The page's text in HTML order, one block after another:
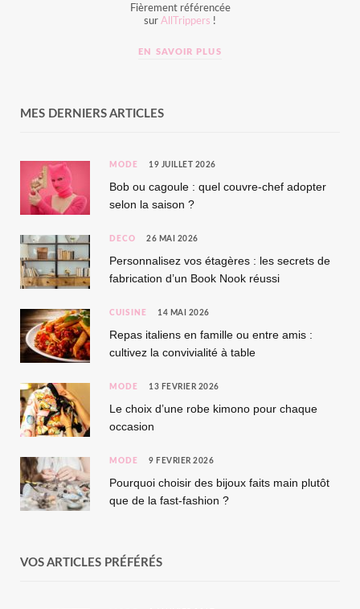
Fièrement référencée
sur AllTrippers !
EN SAVOIR PLUS
MES DERNIERS ARTICLES
MODE 19 JUILLET 2026
Bob ou cagoule : quel couvre-chef adopter
selon la saison ?
DÉCO 26 MAI 2026
Personnalisez vos étagères : les secrets de
fabrication d’un Book Nook réussi
CUISINE 14 MAI 2026
Repas italiens en famille ou entre amis :
cultivez la convivialité à table
MODE 13 FÉVRIER 2026
Le choix d’une robe kimono pour chaque
occasion
MODE 9 FÉVRIER 2026
Pourquoi choisir des bijoux faits main plutôt
que de la fast-fashion ?
VOS ARTICLES PRÉFÉRÉS